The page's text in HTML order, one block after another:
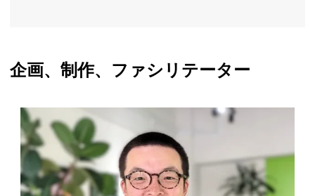
企画、制作、ファシリテーター